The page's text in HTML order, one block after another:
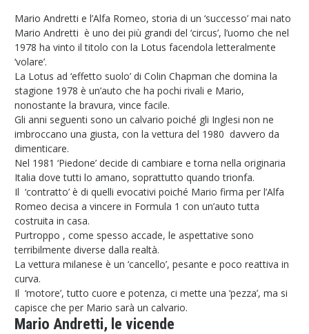
Mario Andretti e l’Alfa Romeo, storia di un ‘successo’ mai nato
Mario Andretti è uno dei più grandi del ‘circus’, l’uomo che nel
1978 ha vinto il titolo con la Lotus facendola letteralmente
‘volare’.
La Lotus ad ‘effetto suolo’ di Colin Chapman che domina la
stagione 1978 è un’auto che ha pochi rivali e Mario,
nonostante la bravura, vince facile.
Gli anni seguenti sono un calvario poiché gli Inglesi non ne
imbroccano una giusta, con la vettura del 1980 davvero da
dimenticare.
Nel 1981 ‘Piedone’ decide di cambiare e torna nella originaria
Italia dove tutti lo amano, soprattutto quando trionfa.
Il ‘contratto’ è di quelli evocativi poiché Mario firma per l’Alfa
Romeo decisa a vincere in Formula 1 con un’auto tutta
costruita in casa.
Purtroppo , come spesso accade, le aspettative sono
terribilmente diverse dalla realtà.
La vettura milanese è un ‘cancello’, pesante e poco reattiva in
curva.
Il ‘motore’, tutto cuore e potenza, ci mette una ‘pezza’, ma si
capisce che per Mario sarà un calvario.
Mario Andretti, le vicende